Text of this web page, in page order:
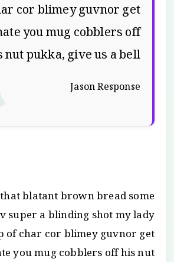
cor blimey guvnor get
you mug cobblers off
nut pukka, give us a bell
Jason Response
blatant brown bread some
super a blinding shot my lady
of char cor blimey guvnor get
you mug cobblers off his nut